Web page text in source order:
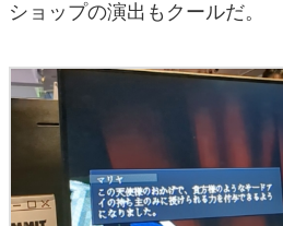
ショップの演出もクールだ。